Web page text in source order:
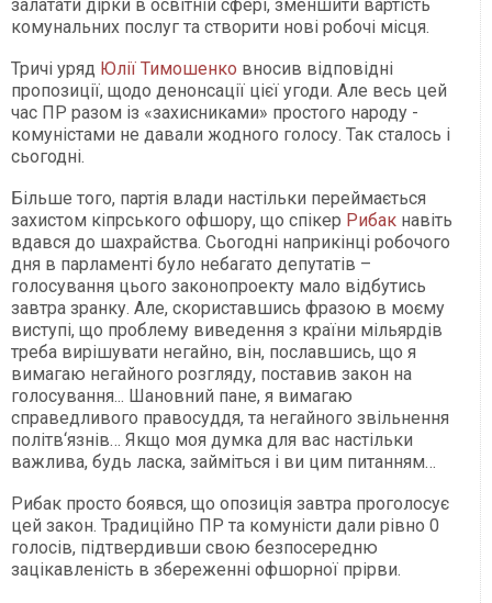
залатати дірки в освітній сфері, зменшити вартість
комунальних послуг та створити нові робочі місця.
Тричі уряд Юлії Тимошенко вносив відповідні
пропозиції, щодо денонсації цієї угоди. Але весь цей
час ПР разом із «захисниками» простого народу -
комуністами не давали жодного голосу. Так сталось і
сьогодні.
Більше того, партія влади настільки переймається
захистом кіпрського офшору, що спікер Рибак навіть
вдався до шахрайства. Сьогодні наприкінці робочого
дня в парламенті було небагато депутатів –
голосування цього законопроекту мало відбутись
завтра зранку. Але, скориставшись фразою в моєму
виступі, що проблему виведення з країни мільярдів
треба вирішувати негайно, він, пославшись, що я
вимагаю негайного розгляду, поставив закон на
голосування... Шановний пане, я вимагаю
справедливого правосуддя, та негайного звільнення
політв‘язнів… Якщо моя думка для вас настільки
важлива, будь ласка, займіться і ви цим питанням…
Рибак просто боявся, що опозиція завтра проголосує
цей закон. Традиційно ПР та комуністи дали рівно 0
голосів, підтвердивши свою безпосередню
зацікавленість в збереженні офшорної прірви.